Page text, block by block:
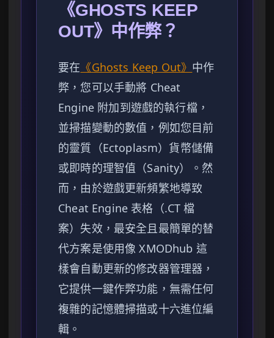
《GHOSTS KEEP
OUT》中作弊？
要在 《Ghosts Keep Out》 中作
弊，您可以手動將 Cheat
Engine 附加到遊戲的執行檔，
並掃描變動的數值，例如您目前
的靈質（Ectoplasm）貨幣儲備
或即時的理智值（Sanity）。然
而，由於遊戲更新頻繁地導致
Cheat Engine 表格（.CT 檔
案）失效，最安全且最簡單的替
代方案是使用像 XMODhub 這
樣會自動更新的修改器管理器，
它提供一鍵作弊功能，無需任何
複雜的記憶體掃描或十六進位編
輯。